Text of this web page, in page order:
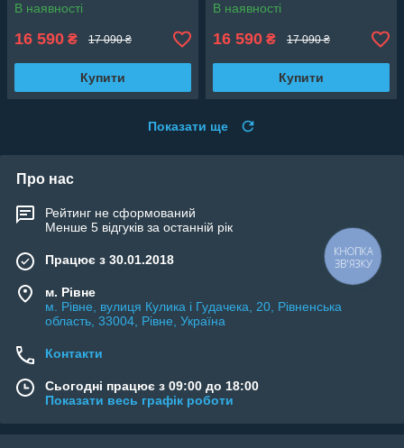
В наявності
16 590 ₴ 17 090 ₴
Купити
В наявності
16 590 ₴ 17 090 ₴
Купити
Показати ще
Про нас
Рейтинг не сформований
Менше 5 відгуків за останній рік
Працює з 30.01.2018
м. Рівне
м. Рівне, вулиця Кулика і Гудачека, 20, Рівненська
область, 33004, Рівне, Україна
Контакти
Сьогодні працює з 09:00 до 18:00
Показати весь графік роботи
КНОПКА
ЗВ'ЯЗКУ